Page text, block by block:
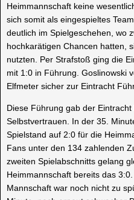
Heimmannschaft keine
sich somit als eingespieltes
deutlich im Spielgeschehen, wo
hochkarätigen Chancen hatten,
nutzten. Per Strafstoß ging die
mit 1:0 in Führung. Goslinowski
Elfmeter sicher zur Eintracht
Diese Führung gab der
Selbstvertrauen. In der 35.
Spielstand auf 2:0 für die
Fans unter den 134 zahlenden
zweiten Spielabschnitts gelang
Heimmannschaft bereits das
Mannschaft war noch nicht zu